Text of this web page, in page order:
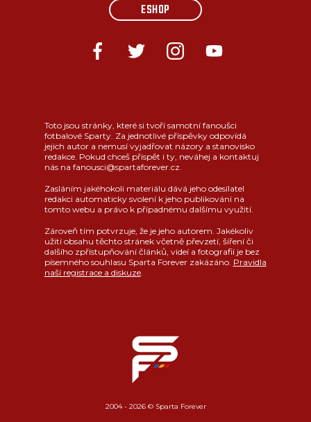
ESHOP
Toto jsou stránky, které si tvoří samotní fanoušci
fotbalové Sparty. Za jednotlivé příspěvky odpovídá
jejich autor a nemusí vyjadřovat názory a stanovisko
redakce. Pokud chceš přispět i ty, neváhej a kontaktuj
nás na fanousci@spartaforever.cz.
Zasláním jakéhokoli materiálu dává jeho odesílatel
redakci automaticky svolení k jeho publikování na
tomto webu a právo k případnému dalšímu využití.
Zároveň tím potvrzuje, že je jeho autorem. Jakékoliv
užití obsahu těchto stránek včetně převzetí, šíření či
dalšího zpřístupňování článků, videí a fotografií je bez
písemného souhlasu Sparta Forever zakázáno. Pravidla
naší registrace a diskuze.
2004 - 2026 © Sparta Forever